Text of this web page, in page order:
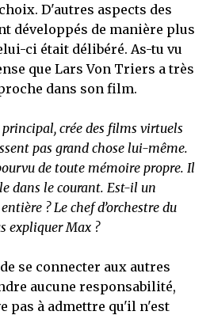
D'autres aspects des
développés de manière plus
ci était délibéré. As-tu vu
que Lars Von Triers a très
dans son film.
crée des films virtuels
pas grand chose lui-même.
de toute mémoire propre. Il
dans le courant. Est-il un
? Le chef d’orchestre du
expliquer Max ?
se connecter aux autres
aucune responsabilité,
pas à admettre qu'il n'est